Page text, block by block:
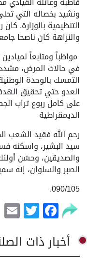
ونشيد بخصاله التي
التنظيمية بالوزارة.
والنزاهة كان ناصحا
مواظباً ومتابعاً
في حالات المرض،
التمسك بالوحدة
العدو حتي تحقيق
على كامل ربوع تراب
الديمقراطية
رحم الله فقيد الشعب
سيد البشير، واسكنه
والصديقين، وحسُن
الصبر والسلوان، إنه
090/105.
أخبار ذات